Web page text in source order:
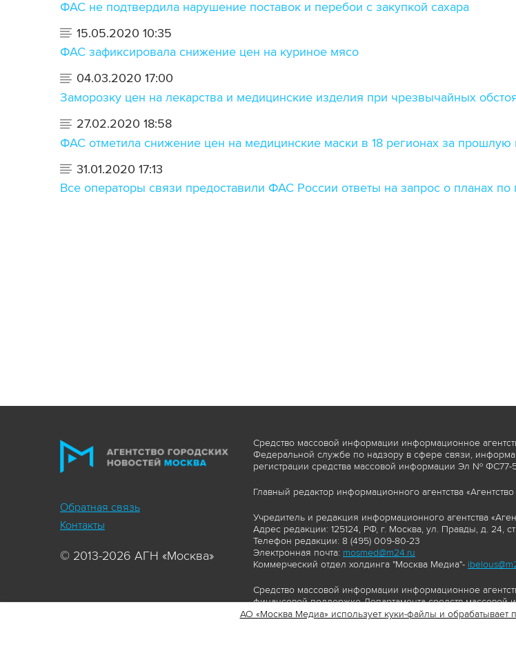
ФАС не подтвердила нарушение поставок и перебои с закупкой сахара
15.05.2020 10:35
ФАС зафиксировала снижение цен на куриное мясо
04.03.2020 17:00
Заморозку цен на лекарства и медицинские изделия при чрезвычайных
27.02.2020 18:58
ФАС отметила снижение цен на медицинские маски в 18 регионах за
31.01.2020 17:13
Все операторы связи предоставили ФАС России ответы на запрос о планах
Обратная связь
Контакты
© 2013-2026 АГН «Москва»
Средство массовой информации информационное
Федеральной службе по надзору в сфере связи,
регистрации средства массовой информации Эл № ФС77-
Главный редактор информационного агентства
Учредитель и редакция информационного агентства
Адрес редакции: 125124, РФ, г. Москва, ул. Правды, д. 24,
Телефон редакции: 8 (495) 009-80-23
Электронная почта: mosmed@m24.ru
Коммерческий отдел холдинга "Москва Медиа"-
Средство массовой информации информационное
финансовой поддержке Департамента средств
Сайт https://www.mskagency.ru содержит материалы,
АО «Москва Медиа» использует куки-файлы и обрабатывает